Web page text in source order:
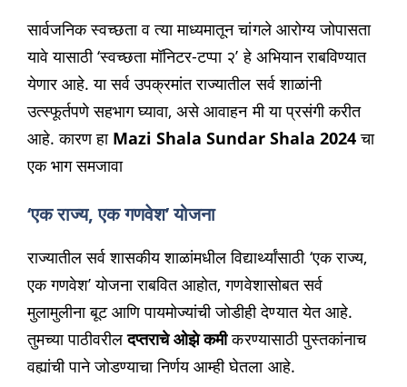
सार्वजनिक स्वच्छता व त्या माध्यमातून चांगले आरोग्य जोपासता
यावे यासाठी ‘स्वच्छता मॉनिटर-टप्पा २’ हे अभियान राबविण्यात
येणार आहे. या सर्व उपक्रमांत राज्यातील सर्व शाळांनी
उत्स्फूर्तपणे सहभाग घ्यावा, असे आवाहन मी या प्रसंगी करीत
आहे. कारण हा Mazi Shala Sundar Shala 2024चा
एक भाग समजावा
‘एक राज्य, एक गणवेश’ योजना
राज्यातील सर्व शासकीय शाळांमधील विद्यार्थ्यांसाठी ‘एक राज्य,
एक गणवेश’ योजना राबवित आहोत, गणवेशासोबत सर्व
मुलामुलीना बूट आणि पायमोज्यांची जोडीही देण्यात येत आहे.
तुमच्या पाठीवरीलदप्तराचे ओझे कमीकरण्यासाठी पुस्तकांनाच
वह्यांची पाने जोडण्याचा निर्णय आम्ही घेतला आहे.